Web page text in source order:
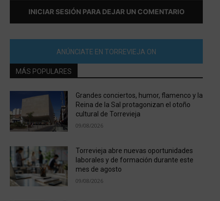
INICIAR SESIÓN PARA DEJAR UN COMENTARIO
ANÚNCIATE EN TORREVIEJA ON
MÁS POPULARES
Grandes conciertos, humor, flamenco y la
Reina de la Sal protagonizan el otoño
cultural de Torrevieja
09/08/2026
Torrevieja abre nuevas oportunidades
laborales y de formación durante este
mes de agosto
09/08/2026